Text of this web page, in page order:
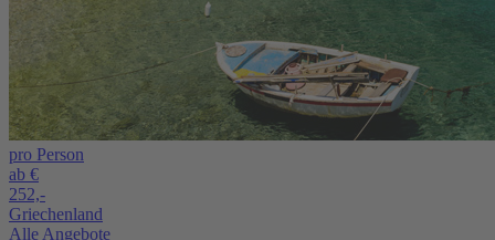
pro Person
ab €
252,-
Griechenland
Alle Angebote